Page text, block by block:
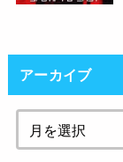
アーカイブ